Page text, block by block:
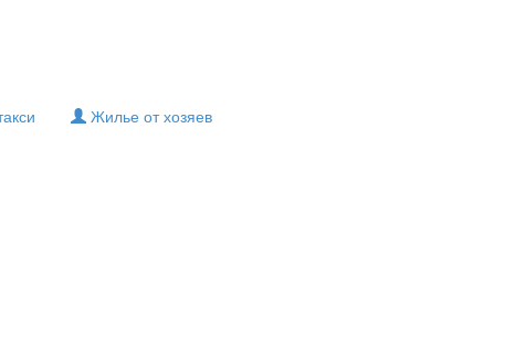
Жилье от хозяев